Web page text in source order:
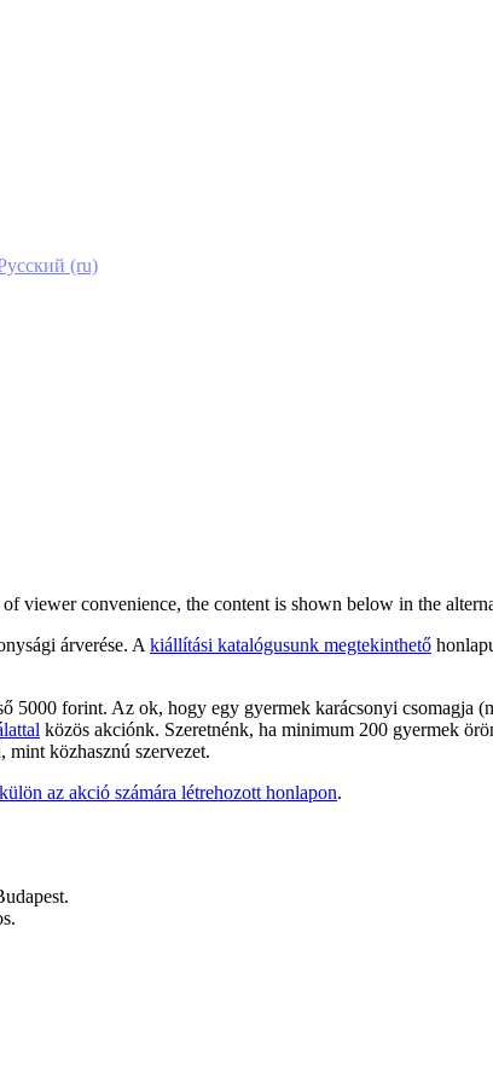
of viewer convenience, the content is shown below in the
árverése. A kiállítási katalógusunk megtekinthető
5000 forint. Az ok, hogy egy gyermek karácsonyi csomagja
közös akciónk. Szeretnénk, ha minimum 200 gyermek
mint közhasznú szervezet.
külön az akció számára létrehozott honlapon.